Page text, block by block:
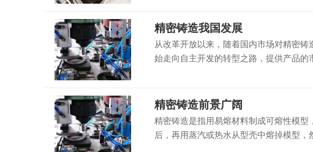
精密铸造我国发展
从改革开放以来，随着国内市场对精密
始走向自主开发的转型之路，提供产品的
精密铸造前景广阔
精密铸造是指用易熔材料制成可熔性模
后，再用蒸汽或热水从型壳中熔掉模型，